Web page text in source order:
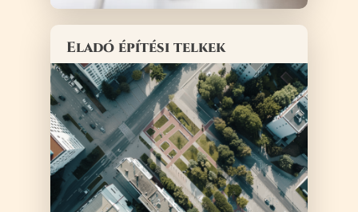
Eladó építési telkek